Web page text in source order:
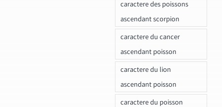
caractere des poissons
ascendant scorpion
caractere du cancer
ascendant poisson
caractere du lion
ascendant poisson
caractere du poisson